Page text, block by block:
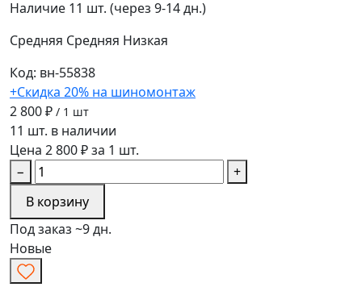
Наличие 11 шт. (через 9-14 дн.)
Средняя Средняя Низкая
Код: вн-55838
+Скидка 20% на шиномонтаж
2 800 ₽ / 1 шт
11 шт. в наличии
Цена 2 800 ₽ за 1 шт.
−
+
В корзину
Под заказ ~9 дн.
Новые